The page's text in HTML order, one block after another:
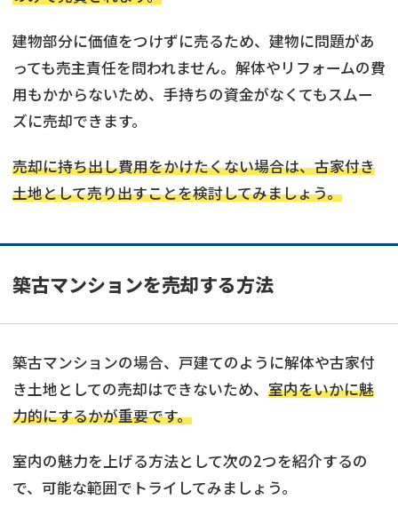
建物部分に価値をつけずに売るため、建物に問題があ
っても売主責任を問われません。解体やリフォームの費
用もかからないため、手持ちの資金がなくてもスムー
ズに売却できます。
売却に持ち出し費用をかけたくない場合は、古家付き
土地として売り出すことを検討してみましょう。
築古マンションを売却する方法
築古マンションの場合、戸建てのように解体や古家付
き土地としての売却はできないため、 室内をいかに魅
力的にするかが重要です。
室内の魅力を上げる方法として次の2つを紹介するの
で、可能な範囲でトライしてみましょう。